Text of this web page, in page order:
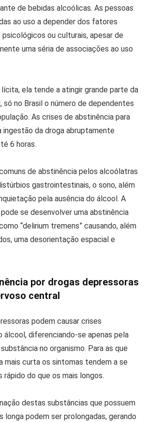
de bebidas alcoólicas. As pessoas
ao uso a depender dos fatores
psicológicos ou culturais, apesar de
uma séria de associações ao uso
lícita, ela tende a atingir grande parte da
só no Brasil o número de dependentes
As crises de abstinência para
ingestão da droga abruptamente
6 horas.
de abstinência pelos alcoólatras
gastrointestinais, o sono, além
pela ausência do álcool. A
se desenvolver uma abstinência
“delirium tremens” causando, além
uma desorientação espacial e
por drogas depressoras
central
podem causar crises
álcool, diferenciando-se apenas pela
no organismo. Para as que
mais curta os sintomas tendem a se
rápido do que os mais longos.
destas substâncias que possuem
longa podem ser prolongadas, gerando